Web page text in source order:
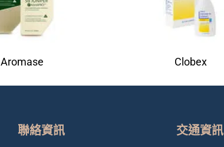
Aromase Clobex
聯絡資訊 交通資訊